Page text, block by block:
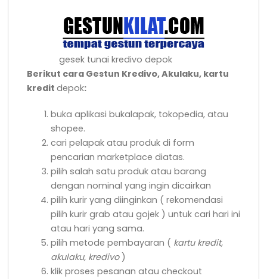
gesek tunai kredivo depok
Berikut cara Gestun Kredivo, Akulaku, kartu
kredit depok:
buka aplikasi bukalapak, tokopedia, atau
shopee.
cari pelapak atau produk di form
pencarian marketplace diatas.
pilih salah satu produk atau barang
dengan nominal yang ingin dicairkan
pilih kurir yang diinginkan ( rekomendasi
pilih kurir grab atau gojek ) untuk cari hari ini
atau hari yang sama.
pilih metode pembayaran ( kartu kredit,
akulaku, kredivo)
klik proses pesanan atau checkout